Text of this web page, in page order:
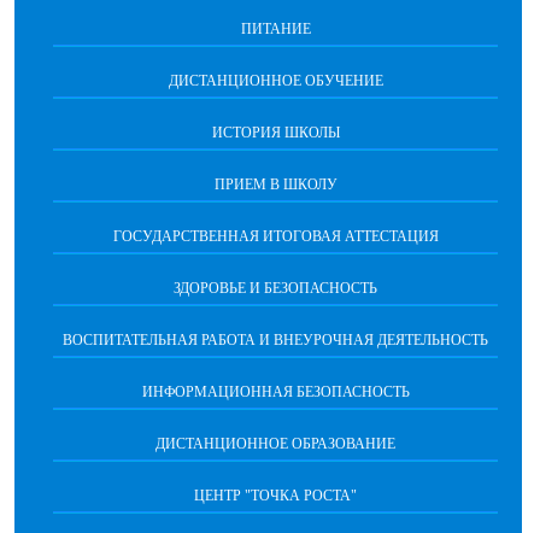
ПИТАНИЕ
ДИСТАНЦИОННОЕ ОБУЧЕНИЕ
ИСТОРИЯ ШКОЛЫ
ПРИЕМ В ШКОЛУ
ГОСУДАРСТВЕННАЯ ИТОГОВАЯ АТТЕСТАЦИЯ
ЗДОРОВЬЕ И БЕЗОПАСНОСТЬ
ВОСПИТАТЕЛЬНАЯ РАБОТА И ВНЕУРОЧНАЯ ДЕЯТЕЛЬНОСТЬ
ИНФОРМАЦИОННАЯ БЕЗОПАСНОСТЬ
ДИСТАНЦИОННОЕ ОБРАЗОВАНИЕ
ЦЕНТР "ТОЧКА РОСТА"